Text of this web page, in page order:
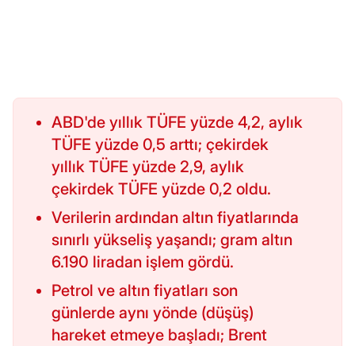
ABD'de yıllık TÜFE yüzde 4,2, aylık
TÜFE yüzde 0,5 arttı; çekirdek
yıllık TÜFE yüzde 2,9, aylık
çekirdek TÜFE yüzde 0,2 oldu.
Verilerin ardından altın fiyatlarında
sınırlı yükseliş yaşandı; gram altın
6.190 liradan işlem gördü.
Petrol ve altın fiyatları son
günlerde aynı yönde (düşüş)
hareket etmeye başladı; Brent